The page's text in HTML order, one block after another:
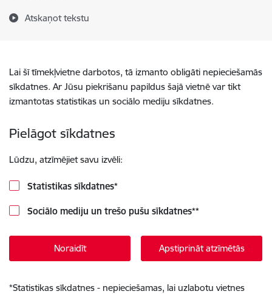
Atskaņot tekstu
Lai šī tīmekļvietne darbotos, tā izmanto obligāti nepieciešamās
sīkdatnes. Ar Jūsu piekrišanu papildus šajā vietnē var tikt
izmantotas statistikas un sociālo mediju sīkdatnes.
Pielāgot sīkdatnes
Lūdzu, atzīmējiet savu izvēli:
Statistikas sīkdatnes*
Sociālo mediju un trešo pušu sīkdatnes**
Noraidīt Apstiprināt atzīmētās
*Statistikas sīkdatnes - nepieciešamas, lai uzlabotu vietnes